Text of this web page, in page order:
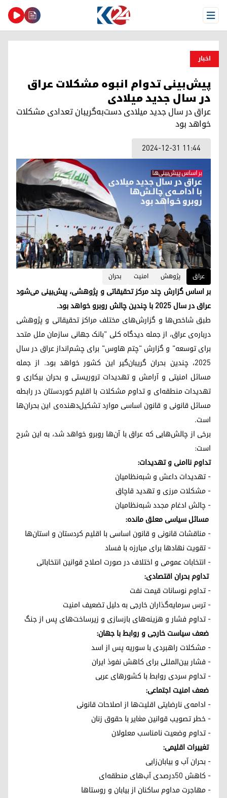
Open Menu
اخبار
پیش‌بینی تدوام انبوه مشکلات عراق
در سال جدید میلادی
عراق در سال جدید میلادی دست‌به‌گریبان تعدادی مشکلات
خواهد بود
2024-12-31 11:44
عراق پژوهش امنیت بحران
بر اساس گزارش چند مرکز تحقیقاتی و پژوهشی، پیش‌بینی می‌شود
عراق در سال ۲۰۲۵ با چندین چالش روبرو خواهد بود.
طبق شاخص‌ها و گزارش‌های مختلف مراکز تحقیقاتی و پژوهشی
درباره‌ی عراق، از جمله دیدگاه کلی "بانک جهانی سازمان ملل متحد
برای توسعه" و گزارش "چتم هاوس" برای چشم‌انداز عراق در سال
۲۰۲۵، چندین بحران گریبان‌گیر این کشور خواهد بود. از جمله
مسائل امنیتی و آرامش و تهدیدات تروریستی و بحران بیکاری و
تهدیدات منطقه‌ای و تداوم مشکلات با اقلیم کوردستان در رابطه
مسائل قانونی و قانون اساسی موارد تشکیل‌دهنده‌ی این بحران‌ها
است.
برخی از چالش‌هایی که عراق با آن‌ها روبرو خواهد شد، به این شرح
است:
تداوم ناامنی و تهدیدات:
- تهدیدات داعش و شبه‌نظامیان
- مشکلات مرزی و تهدید قاچاق
- چالش ادغام مجدد شبه‌نظامیان
مسائل سیاسی معلق مانده:
- مناقشات قانونی و قانون اساسی با اقلیم کردستان و استان‌ها
- تقویت نهادها برای مبارزه با فساد
- انتخابات عمومی و اختلاف در صورت اصلاح قوانین انتخاباتی
تداوم بحران اقتصادی:
- تداوم نوسانات قیمت نفت
- ترس سرمایه‌گذاران خارجی به دلیل تضعیف امنیت
- تداوم فشار و هزینه‌های بازسازی و زیرساخت‌های پس از جنگ
ضعف سیاست خارجی و روابط با جهان:
- مشکلات راهبردی با سوریه پس از اسد
- فشار بین‌المللی برای کاهش نفوذ ایران
- تداوم سردی روابط با کشورهای عربی
ضعف امنیت اجتماعی:
- ادامه‌ی نارضایتی اقلیت‌ها از اصلاحات قانونی
- خطر تصویب قوانین مغایر با حقوق زنان
- تداوم وضعیت نامناسب معلولان
تغییرات اقلیمی:
- بحران آب و بیابان‌زایی
- کاهش ۵۰درصدی آب‌های منطقه‌ای
- مهاجرت مداوم ساکنان از بیابان و روستاها